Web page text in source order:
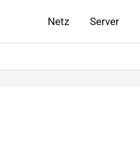
Netz Server